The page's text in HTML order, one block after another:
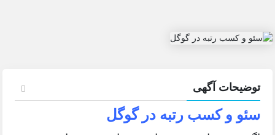
توضیحات آگهی
سئو و کسب رتبه در گوگل